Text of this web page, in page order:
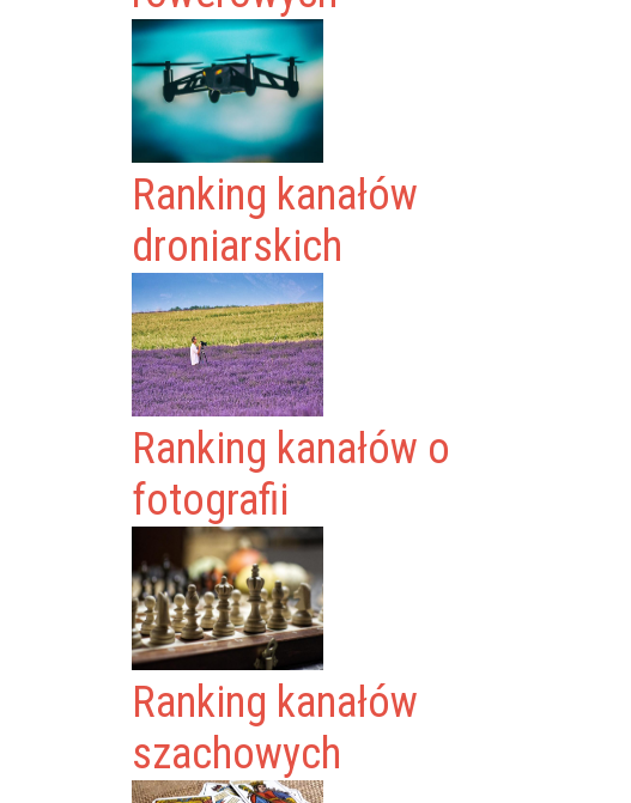
Ranking kanałów
droniarskich
Ranking kanałów o
fotografii
Ranking kanałów
szachowych